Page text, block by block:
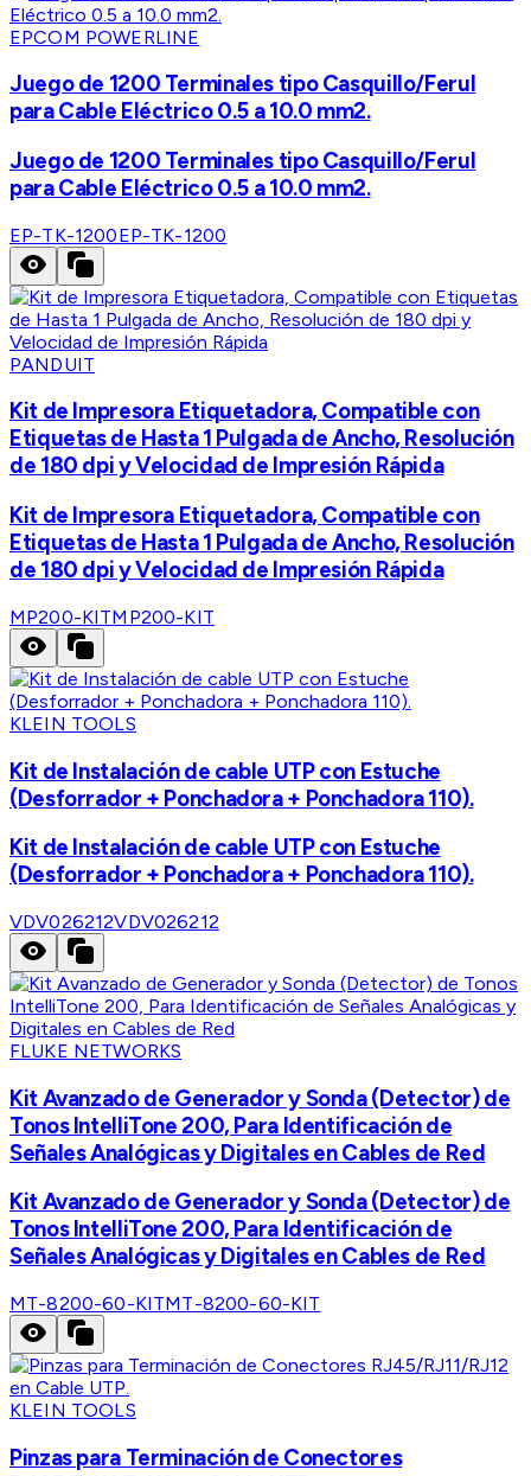
EPCOM POWERLINE
Juego de 1200 Terminales tipo Casquillo/Ferul
para Cable Eléctrico 0.5 a 10.0 mm2.
Juego de 1200 Terminales tipo Casquillo/Ferul
para Cable Eléctrico 0.5 a 10.0 mm2.
EP-TK-1200EP-TK-1200
PANDUIT
Kit de Impresora Etiquetadora, Compatible con
Etiquetas de Hasta 1 Pulgada de Ancho, Resolución
de 180 dpi y Velocidad de Impresión Rápida
Kit de Impresora Etiquetadora, Compatible con
Etiquetas de Hasta 1 Pulgada de Ancho, Resolución
de 180 dpi y Velocidad de Impresión Rápida
MP200-KITMP200-KIT
KLEIN TOOLS
Kit de Instalación de cable UTP con Estuche
(Desforrador + Ponchadora + Ponchadora 110).
Kit de Instalación de cable UTP con Estuche
(Desforrador + Ponchadora + Ponchadora 110).
VDV026212VDV026212
FLUKE NETWORKS
Kit Avanzado de Generador y Sonda (Detector) de
Tonos IntelliTone 200, Para Identificación de
Señales Analógicas y Digitales en Cables de Red
Kit Avanzado de Generador y Sonda (Detector) de
Tonos IntelliTone 200, Para Identificación de
Señales Analógicas y Digitales en Cables de Red
MT-8200-60-KITMT-8200-60-KIT
KLEIN TOOLS
Pinzas para Terminación de Conectores